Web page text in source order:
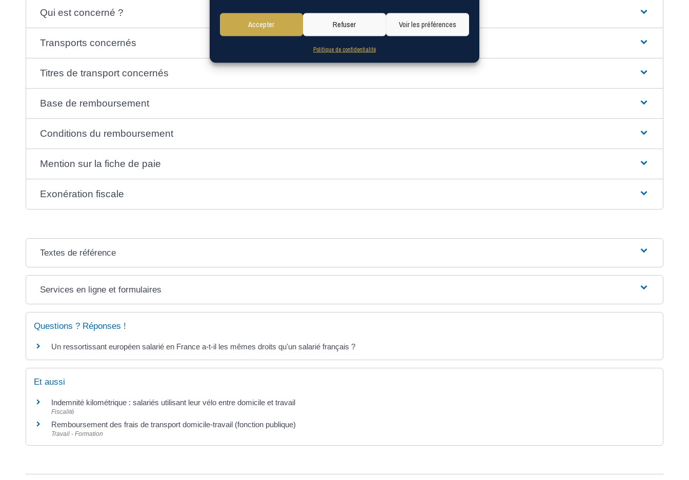
Accepter Refuser Voir les préférences
Politique de confidentialité
Qui est concerné ?
Transports concernés
Titres de transport concernés
Base de remboursement
Conditions du remboursement
Mention sur la fiche de paie
Exonération fiscale
Textes de référence
Services en ligne et formulaires
Questions ? Réponses !
Un ressortissant européen salarié en France a-t-il les mêmes droits qu'un salarié français ?
Et aussi
Indemnité kilométrique : salariés utilisant leur vélo entre domicile et travail
Fiscalité
Remboursement des frais de transport domicile-travail (fonction publique)
Travail - Formation